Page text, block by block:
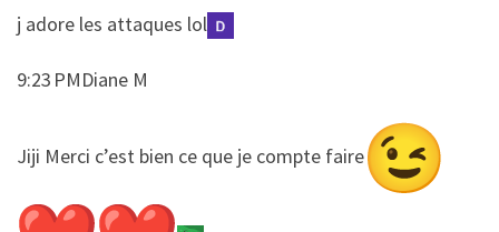
​​j adore les attaques lol
9:23 PMDiane M
​​Jiji Merci c’est bien ce que je compte faire